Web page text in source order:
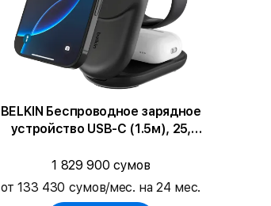
BELKIN Беспроводное зарядное
устройство USB-C (1.5м), 25,
1 829 900 сумов
от 133 430 сумов/мес. на 24 мес.